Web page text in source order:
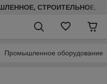
СТРОИТЕЛЬНОЕ,
Промышленное оборудование